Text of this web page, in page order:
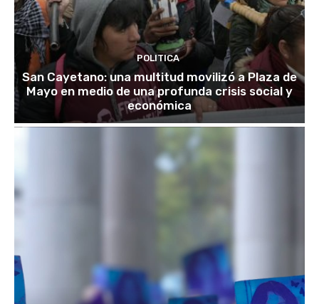
POLITICA
San Cayetano: una multitud movilizó a Plaza de
Mayo en medio de una profunda crisis social y
económica